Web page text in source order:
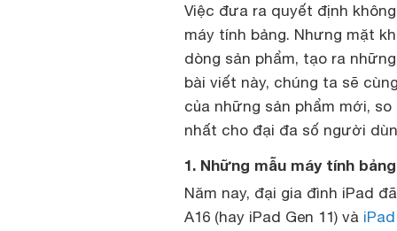
Việc đưa ra quyết định
máy tính bảng. Nhưng mặt
dòng sản phẩm, tạo ra
bài viết này, chúng ta sẽ
của những sản phẩm mới,
nhất cho đại đa số người
1. Những mẫu máy tính
Năm nay, đại gia đình iPad
A16 (hay iPad Gen 11) và